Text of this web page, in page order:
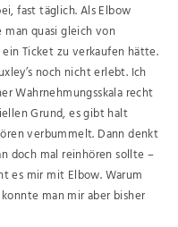
fast täglich. Als Elbow
quasi gleich von
Ticket zu verkaufen hätte.
noch nicht erlebt. Ich
Wahrnehmungsskala recht
Grund, es gibt halt
verbummelt. Dann denkt
doch mal reinhören sollte –
es mir mit Elbow. Warum
man mir aber bisher